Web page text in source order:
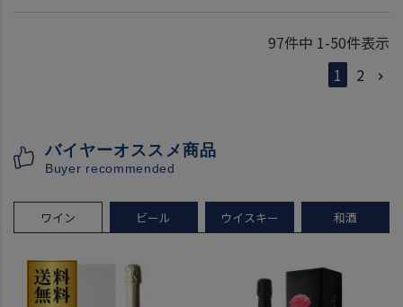
97件中 1-50件表示
1
2
バイヤーオススメ商品
Buyer recommended
ワイン ビール ウイスキー 和酒